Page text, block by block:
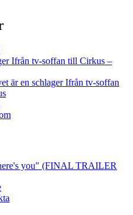
Ifrån tv-soffan till Cirkus –
är en schlager Ifrån tv-soffan
you" (FINAL TRAILER